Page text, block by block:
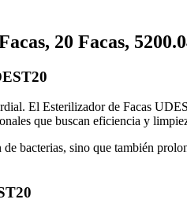
20 Facas,
El Esterilizador de Facas
que buscan eficiencia y
bacterias, sino que también